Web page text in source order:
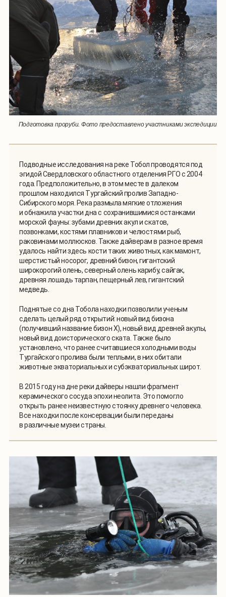
Подготовка проруби. Фото предоставлено участниками экспедиции
Подводные исследования на реке Тобол проводятся под
эгидой Свердловского областного отделения РГО с 2004
года. Предположительно, в этом месте в далеком
прошлом находился Тургайский пролив Западно-
Сибирского моря. Река размыла мягкие отложения
и обнажила участки дна с сохранившимися останками
морской фауны: зубами древних акул и скатов,
позвонками, костями плавников и челюстями рыб,
раковинами моллюсков. Также дайверам в разное время
удалось найти здесь кости таких животных, как мамонт,
шерстистый носорог, древний бизон, гигантский
широкорогий олень, северный олень карибу, сайгак,
древняя лошадь тарпан, пещерный лев, гигантский
медведь.
Поднятые со дна Тобола находки позволили ученым
сделать целый ряд открытий: новый вид бизона
(получивший название бизон Х), новый вид древней акулы,
новый вид доисторического ската. Также было
установлено, что ранее считавшиеся холодными воды
Тургайского пролива были теплыми, в них обитали
животные экваториальных и субэкваториальных широт.
В 2015 году на дне реки дайверы нашли фрагмент
керамического сосуда эпохи неолита. Это помогло
открыть ранее неизвестную стоянку древнего человека.
Все находки после консервации были переданы
в различные музеи страны.